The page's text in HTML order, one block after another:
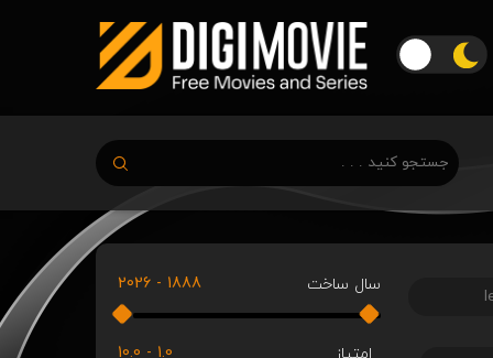
سال ساخت 1888
-
2026
1.0
-
10.0